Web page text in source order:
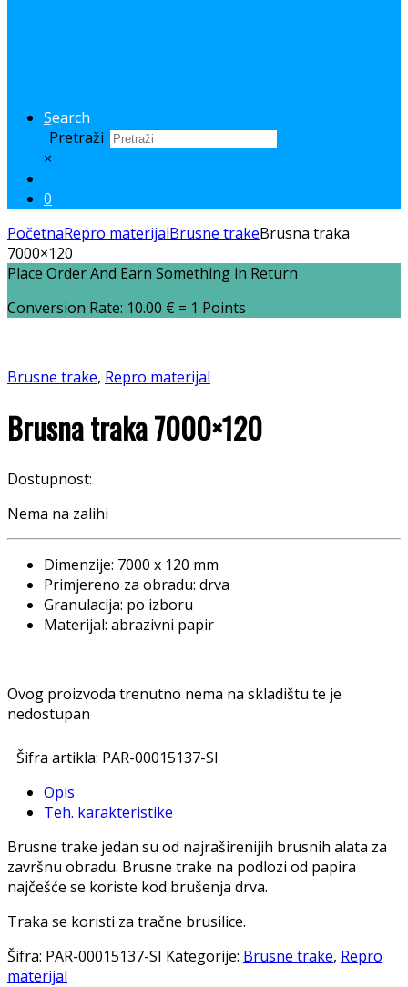
Search
Pretraži
×
0
PočetnaRepro materijalBrusne trakeBrusna traka
7000×120
Place Order And Earn Something in Return
Conversion Rate: 10.00 € = 1 Points
Brusne trake, Repro materijal
Brusna traka 7000×120
Dostupnost:
Nema na zalihi
Dimenzije: 7000 x 120 mm
Primjereno za obradu: drva
Granulacija: po izboru
Materijal: abrazivni papir
Ovog proizvoda trenutno nema na skladištu te je
nedostupan
Šifra artikla: PAR-00015137-SI
Opis
Teh. karakteristike
Brusne trake jedan su od najraširenijih brusnih alata za
završnu obradu. Brusne trake na podlozi od papira
najčešće se koriste kod brušenja drva.
Traka se koristi za tračne brusilice.
Šifra: PAR-00015137-SI Kategorije: Brusne trake, Repro
materijal